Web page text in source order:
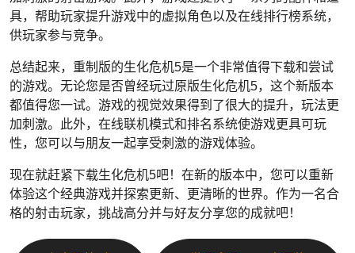
具，帮助玩家提升游戏中的虚拟角色以及在线排行榜系统，
供玩家参与竞争。
总结起来，重制版的生化危机5是一个非常值得下载和尝试
的游戏。无论您是否曾经玩过原版生化危机5，这个新版本
都值得您一试。游戏的视觉效果得到了很大的提升，玩法更
加刺激。此外，在线联机模式和排名系统使游戏更具可玩
性，您可以与朋友一起享受刺激的游戏体验。
现在就赶紧下载生化危机5吧！在新的版本中，您可以重新
体验这个经典游戏并探索更新、更清晰的世界。作为一名合
格的射击玩家，挑战高分并与好友分享您的成就吧！